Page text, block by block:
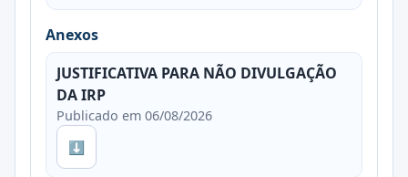
Anexos
JUSTIFICATIVA PARA NÃO DIVULGAÇÃO
DA IRP
Publicado em 06/08/2026
⬇